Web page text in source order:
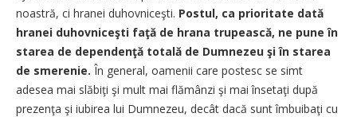
noastră, ci hranei duhovniceşti. Postul, ca prioritate dată
hranei duhovniceşti faţă de hrana trupească, ne pune în
starea de dependenţă totală de Dumnezeu şi în starea
de smerenie. În general, oamenii care postesc se simt
adesea mai slăbiţi şi mult mai flămânzi şi mai însetaţi după
prezenţa şi iubirea lui Dumnezeu, decât dacă sunt îmbuibaţi cu